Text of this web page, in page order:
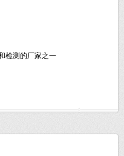
检测的厂家之一